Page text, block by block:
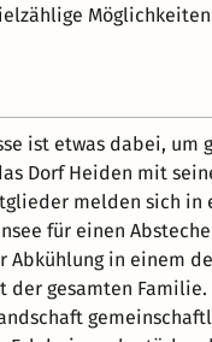
ist etwas dabei,
Dorf Heiden mit
melden sich in
für einen
Abkühlung in einem
gesamten